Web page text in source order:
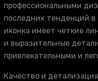
профессиональными
последних тенденций
иконка имеет четкие
и выразительные
привлекательными и
Качество и